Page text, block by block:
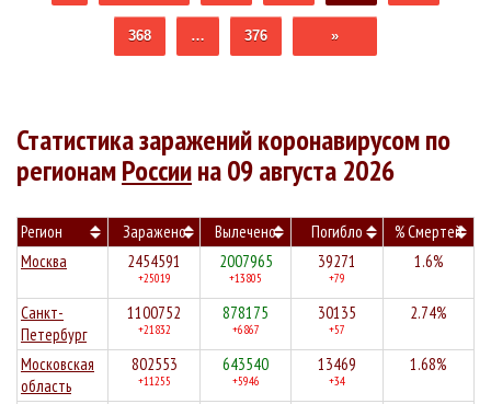
368 … 376 »
Статистика заражений коронавирусом по
регионамРоссиина 09 августа 2026
Регион Заражено Вылечено Погибло
% Смертей
Москва
2454591
+25019
2007965
+13805
39271
+79
1.6%
Санкт-
Петербург
1100752
+21832
878175
+6867
30135
+57
2.74%
Московская
область
802553
+11255
643540
+5946
13469
+34
1.68%